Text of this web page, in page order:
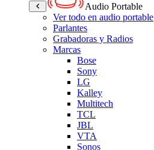
Audio Portable
Ver todo en audio portable
Parlantes
Grabadoras y Radios
Marcas
Bose
Sony
LG
Kalley
Multitech
TCL
JBL
VTA
Sonos